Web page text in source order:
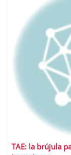
TAE: la brújula